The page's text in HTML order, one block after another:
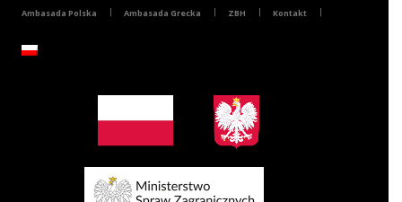
Ambasada Polska Ambasada Grecka ZBH Kontakt